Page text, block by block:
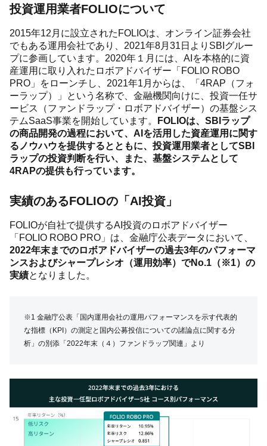
投資運用業者FOLIOについて
2015年12月に設立されたFOLIOは、オンライン証券会社
でもある運用会社であり、2021年8月31日よりSBIグルー
プに参画しています。2020年１月には、AIを本格的に資
産運用に取り入れたロボアドバイザー「FOLIO ROBO
PRO」をローンチし、2021年1月からは、「4RAP（フォ
ーラップ）」という名称で、金融機関向けに、投資一任サ
ービス（ファンドラップ・ロボアドバイザー）の基盤シス
テムSaaS事業を開始しています。
FOLIOは、SBIラップ
の商品開発の過程において、AIを活用した資産運用に関す
るノウハウを提供するとともに、投資運用業者としてSBI
ラップの投資判断を行い、また、基盤システムとして
4RAPの提供も行っています。
実績のあるFOLIOの「AI投資」
FOLIOが自社で提供するAI投資のロボアドバイザー
「FOLIO ROBO PRO」は、金融庁公表データにおいて、
2022年末までのロボアドバイザーの過去3年のパフォーマ
ンスおよびシャープレシオ（運用効率）でNo.1（※1）の
実績となりました。
※1 金融庁公表「国内運用会社の運用パフォーマンスを示す代表的
な指標（KPI）の測定と国内公募投信についての諸論点に関する分
析」の別添「2022年末（４）ファンドラップ関連」より